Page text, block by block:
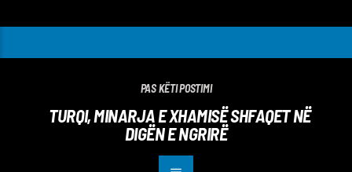
PAS KËTI POSTIMI
TURQI, MINARJA E XHAMISË SHFAQET NË
DIGËN E NGRIRË